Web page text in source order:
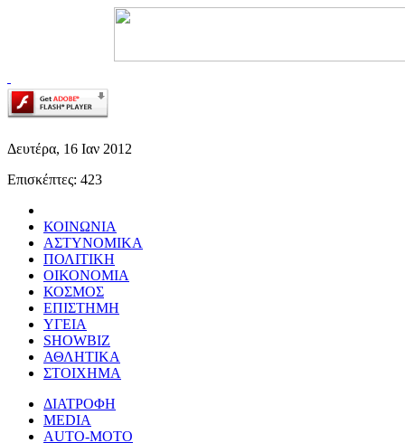
Δευτέρα, 16 Ιαν 2012
Επισκέπτες: 423
ΚΟΙΝΩΝΙΑ
ΑΣΤΥΝΟΜΙΚΑ
ΠΟΛΙΤΙΚΗ
ΟΙΚΟΝΟΜΙΑ
ΚΟΣΜΟΣ
ΕΠΙΣΤΗΜΗ
ΥΓΕΙΑ
SHOWBIZ
ΑΘΛΗΤΙΚΑ
ΣΤΟΙΧΗΜΑ
ΔΙΑΤΡΟΦΗ
MEDIA
AUTO-MOTO